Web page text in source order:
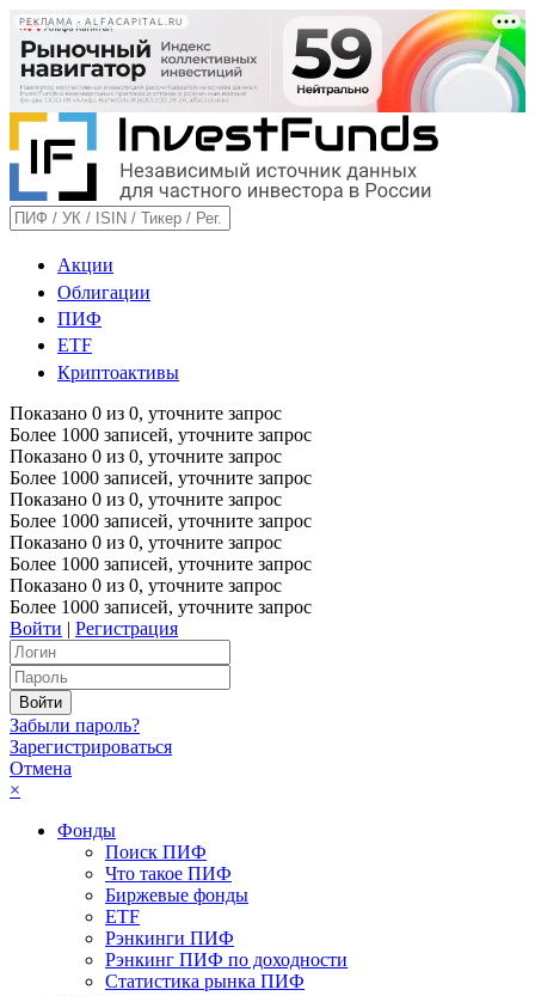
РЕКЛАМА • ALFACAPITAL.RU
Акции
Облигации
ПИФ
ETF
Криптоактивы
Показано 0 из 0, уточните запрос
Более 1000 записей, уточните запрос
Показано 0 из 0, уточните запрос
Более 1000 записей, уточните запрос
Показано 0 из 0, уточните запрос
Более 1000 записей, уточните запрос
Показано 0 из 0, уточните запрос
Более 1000 записей, уточните запрос
Показано 0 из 0, уточните запрос
Более 1000 записей, уточните запрос
Войти | Регистрация
Забыли пароль?
Зарегистрироваться
Отмена
×
Фонды
Поиск ПИФ
Что такое ПИФ
Биржевые фонды
ETF
Рэнкинги ПИФ
Рэнкинг ПИФ по доходности
Статистика рынка ПИФ